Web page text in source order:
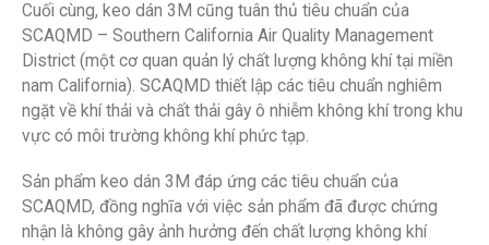
Cuối cùng, keo dán 3M cũng tuân thủ tiêu chuẩn của
SCAQMD – Southern California Air Quality Management
District (một cơ quan quản lý chất lượng không khí tại miền
nam California). SCAQMD thiết lập các tiêu chuẩn nghiêm
ngặt về khí thải và chất thải gây ô nhiễm không khí trong khu
vực có môi trường không khí phức tạp.
Sản phẩm keo dán 3M đáp ứng các tiêu chuẩn của
SCAQMD, đồng nghĩa với việc sản phẩm đã được chứng
nhận là không gây ảnh hưởng đến chất lượng không khí